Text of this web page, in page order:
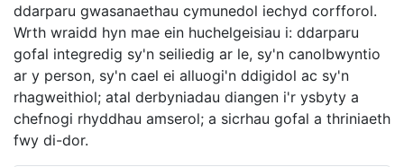
ddarparu gwasanaethau cymunedol iechyd corfforol.
Wrth wraidd hyn mae ein huchelgeisiau i: ddarparu
gofal integredig sy'n seiliedig ar le, sy'n canolbwyntio
ar y person, sy'n cael ei alluogi'n ddigidol ac sy'n
rhagweithiol; atal derbyniadau diangen i'r ysbyty a
chefnogi rhyddhau amserol; a sicrhau gofal a thriniaeth
fwy di-dor.